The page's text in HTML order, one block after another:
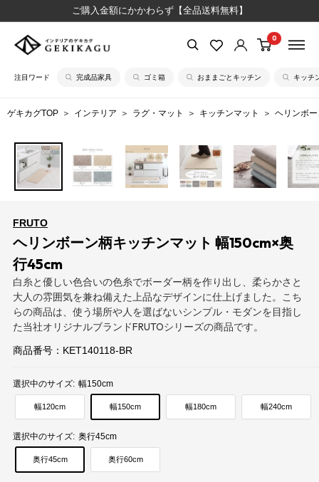
ご購入金額にかかわらず【全品送料無料】
【公
イ
テ
ア
の
ゲ
カ
グ
0
注目ワード 完成品家具 ゴミ箱 おままごとキッチン キッチ
ゲキカグTOP インテリア ラグ・マット キッチンマット ヘリンボ
FRUTO
ヘリンボーン柄キッチンマット 幅150cm×奥
行45cm
白糸と優しい色合いの色糸でボーダー柄を作り出し、柔らかさと
大人の雰囲気を兼ね備えた上品なデザインに仕上げました。こち
らの商品は、使う場所や人を選ばないシンプル・モダンを目指し
た当社オリジナルブランドFRUTOシリーズの商品です。
商品番号： KET140118-BR
選択中のサイズ: 幅150cm
幅120cm 幅150cm 幅180cm 幅240cm
選択中のサイズ: 奥行45cm
奥行45cm 奥行60cm